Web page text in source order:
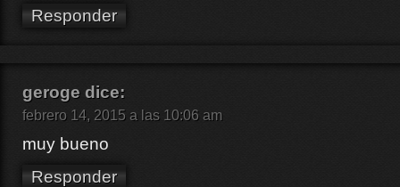
Responder
geroge dice:
febrero 14, 2015 a las 10:06 am
muy bueno
Responder